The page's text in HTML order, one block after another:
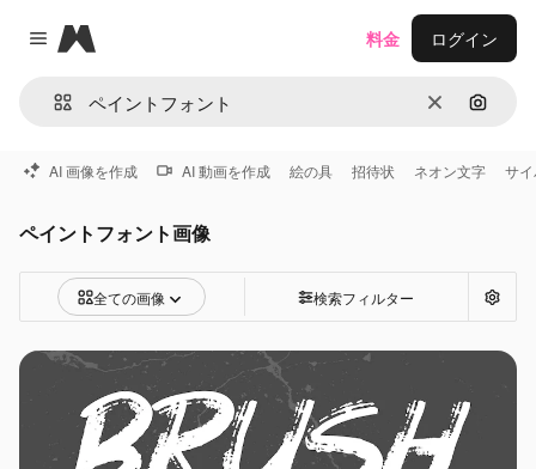
Close menu
Magnific
消去 画像で
料金 ログイン
AI 画像を作成 AI 動画を作成 絵の具 招待状 ネオン文字 サ
ペイントフォント画像
全ての画像 検索フィルター